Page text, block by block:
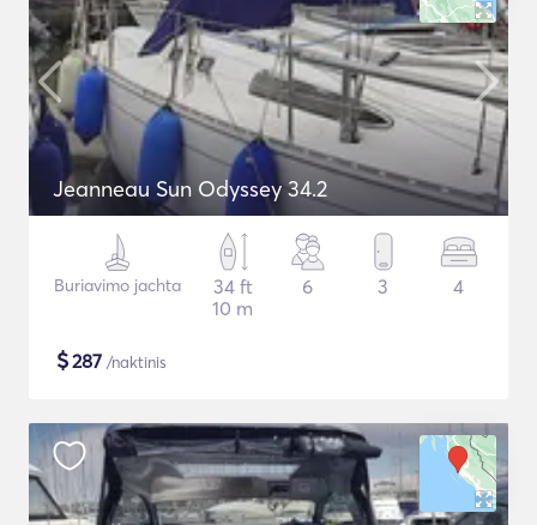
Jeanneau Sun Odyssey 34.2
Buriavimo jachta
34 ft
10 m
6 3 4
$287 /naktinis